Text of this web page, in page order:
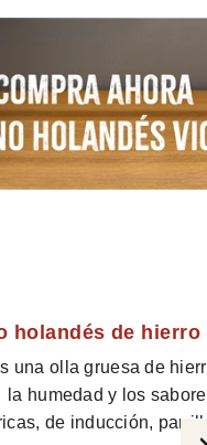
holandés de
una olla gruesa de
la humedad y los
de inducción,